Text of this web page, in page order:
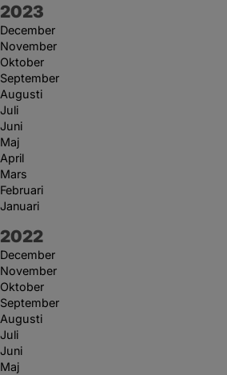
År:
2023
December
November
Oktober
September
Augusti
Juli
Juni
Maj
April
Mars
Februari
Januari
År:
2022
December
November
Oktober
September
Augusti
Juli
Juni
Maj